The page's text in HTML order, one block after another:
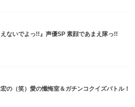
えないでよっ!!』声優SP 素顔であまえ隊っ!!
の（笑）愛の懺悔室＆ガチンコクイズバトル！